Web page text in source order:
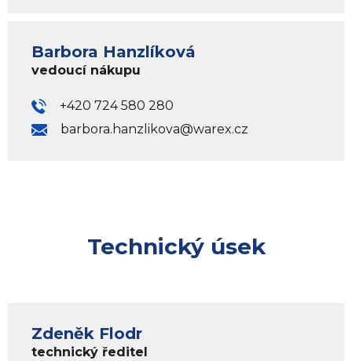
Barbora Hanzlíková
vedoucí nákupu
+420 724 580 280
barbora.hanzlikova@warex.cz
Technický úsek
Zdeněk Flodr
technický ředitel